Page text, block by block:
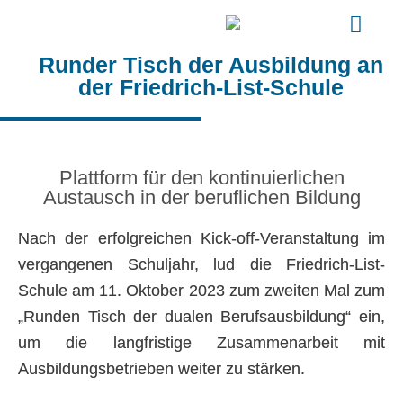
Runder Tisch der Ausbildung an
der Friedrich-List-Schule
Plattform für den kontinuierlichen
Austausch in der beruflichen Bildung
Nach der erfolgreichen Kick-off-Veranstaltung im
vergangenen Schuljahr, lud die Friedrich-List-
Schule am 11. Oktober 2023 zum zweiten Mal zum
„Runden Tisch der dualen Berufsausbildung“ ein,
um die langfristige Zusammenarbeit mit
Ausbildungsbetrieben weiter zu stärken.